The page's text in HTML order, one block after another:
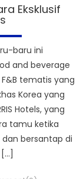
Eksklusif
baru ini
and beverage
tematis yang
Korea yang
Hotels, yang
tamu ketika
bersantap di